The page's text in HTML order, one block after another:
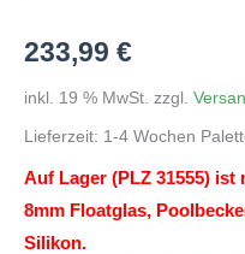
233,99 €
inkl. 19 % MwSt. zzgl.
Lieferzeit: 1-4 Wochen
Auf Lager (PLZ 31555) ist
8mm Floatglas,
Silikon.